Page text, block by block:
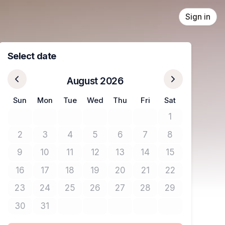
Sign in
Select date
August 2026
Sun Mon Tue Wed Thu Fri Sat
1No tickets
2No tickets available
3No tickets available
4No tickets available
5No tickets available
6No tickets available
7No tickets available
8No tickets
9No tickets available
10No tickets available
11No tickets available
12No tickets available
13No tickets available
14No tickets available
15No tickets
16No tickets available
17No tickets available
18No tickets available
19No tickets available
20No tickets available
21No tickets available
22No tickets
23No tickets available
24No tickets available
25No tickets available
26No tickets available
27No tickets available
28No tickets available
29No tickets
30No tickets available
31No tickets available